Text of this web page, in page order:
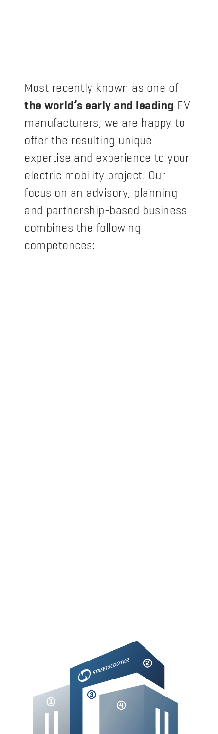
Most recently known as one of
the world’s early and leading EV
manufacturers, we are happy to
offer the resulting unique
expertise and experience to your
electric mobility project. Our
focus on an advisory, planning
and partnership-based business
combines the following
competences: